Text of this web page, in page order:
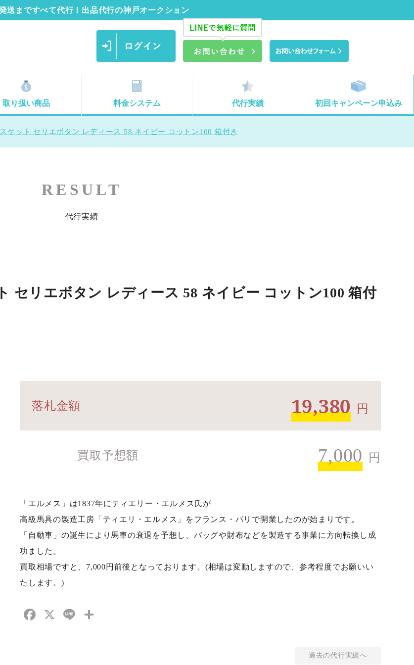
送まですべて代行！出品代行の神戸オークション
取り扱い商品 料金システム 代行実績 初回キャンペーン申込み
ケット セリエボタン レディース 58 ネイビー コットン100 箱付き
RESULT
代行実績
セリエボタン レディース 58 ネイビー コットン100 箱付
落札金額 19,380 円
買取予想額 7,000 円
「エルメス」は1837年にティエリー・エルメス氏が
高級馬具の製造工房「ティエリ・エルメス」をフランス・パリで開業したのが始まりです。
「自動車」の誕生により馬車の衰退を予想し、バッグや財布などを製造する事業に方向転換し成
功ました。
買取相場ですと、7,000円前後となっております。(相場は変動しますので、参考程度でお願いい
たします。)
Facebook
X Line
過去の代行実績へ